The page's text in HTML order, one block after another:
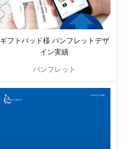
ギフトパッド様 パンフレットデザ
イン実績
パンフレット